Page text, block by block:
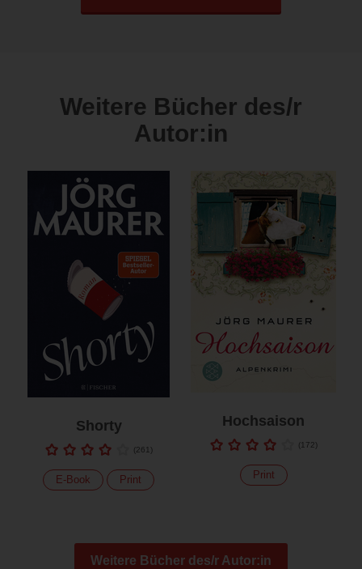
Weitere Bücher des/r
Autor:in
Shorty
(261 )
E-Book Print
Hochsaison
(172 )
Print
Weitere Bücher des/r Autor:in